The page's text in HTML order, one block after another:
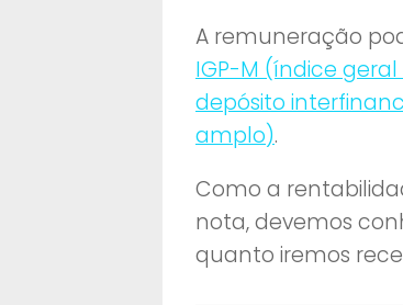
A remuneração
IGP-M (índice
depósito
amplo).
Como a
nota, devemos
quanto iremos